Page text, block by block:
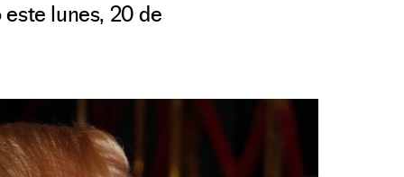
este lunes, 20 de